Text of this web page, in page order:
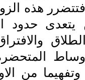
هذه
يتعدى حدود
من